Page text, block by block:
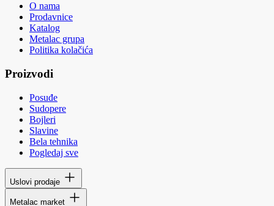
O nama
Prodavnice
Katalog
Metalac grupa
Politika kolačića
Proizvodi
Posuđe
Sudopere
Bojleri
Slavine
Bela tehnika
Pogledaj sve
Uslovi prodaje
Metalac market